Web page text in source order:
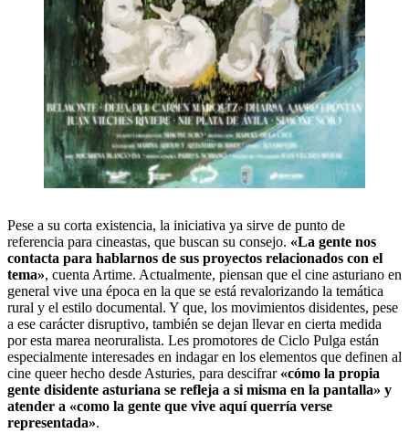
Pese a su corta existencia, la iniciativa ya sirve de punto de
referencia para cineastas, que buscan su consejo. «La gente nos
contacta para hablarnos de sus proyectos relacionados con el
tema», cuenta Artime. Actualmente, piensan que el cine asturiano en
general vive una época en la que se está revalorizando la temática
rural y el estilo documental. Y que, los movimientos disidentes, pese
a ese carácter disruptivo, también se dejan llevar en cierta medida
por esta marea neoruralista. Les promotores de Ciclo Pulga están
especialmente interesades en indagar en los elementos que definen al
cine queer hecho desde Asturies, para descifrar «cómo la propia
gente disidente asturiana se refleja a si misma en la pantalla» y
atender a «como la gente que vive aquí querría verse
representada».